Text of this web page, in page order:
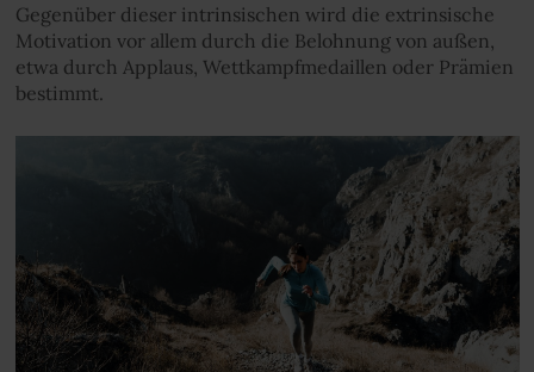
Gegenüber dieser intrinsischen wird die extrinsische
Motivation vor allem durch die Belohnung von außen,
etwa durch Applaus, Wettkampfmedaillen oder Prämien
bestimmt.